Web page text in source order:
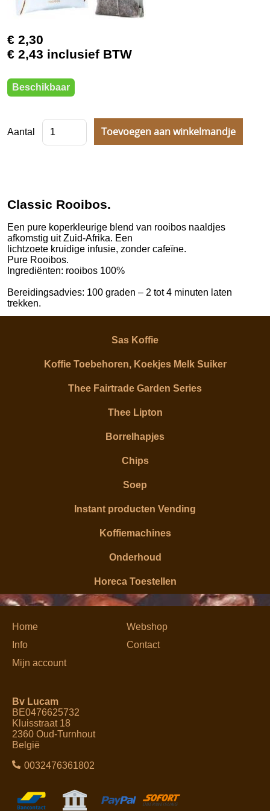
Chips
Instant producten Vending
Koffiemachines
Horeca Toestellen
Sas Koffie
Koffie Toebehoren, Koekjes Melk Suiker
Thee Fairtrade Garden Series
Thee Lipton
Borrelhapjes
Chips
Soep
Instant producten Vending
Koffiemachines
Onderhoud
Horeca Toestellen
€ 2,30
€ 2,43 inclusief BTW
Beschikbaar
Aantal
Classic Rooibos.
Een pure koperkleurige blend van rooibos naaldjes
afkomstig uit Zuid-Afrika. Een
lichtzoete kruidige infusie, zonder cafeïne.
Pure Rooibos.
Ingrediënten: rooibos 100%
Bereidingsadvies: 100 graden – 2 tot 4 minuten laten
trekken.
Home
Webshop
Info
Contact
Mijn account
Bv Lucam
BE0476625732
Kluisstraat 18
2360 Oud-Turnhout
België
0032476361802